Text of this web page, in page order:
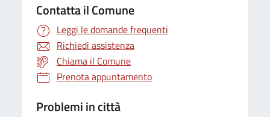
Contatta il Comune
Leggi le domande frequenti
Richiedi assistenza
Chiama il Comune
Prenota appuntamento
Problemi in città